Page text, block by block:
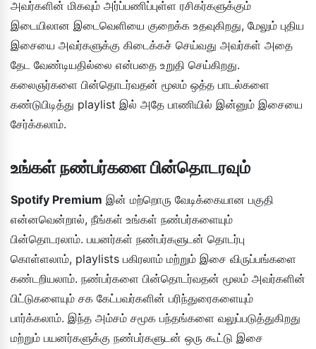
அவர்களின் மிகவும் அர்ப்பணிப்புள்ள ரசிகர்களுக்கும்
இடையிலான இடைவெளியை குறைக்க உதவுகிறது, மேலும் புதிய
இசையை அவர்களுக்கு கிடைக்கச் செய்வது அவர்கள் அதை
தேட வேண்டியதில்லை என்பதை உறுதி செய்கிறது.
கலைஞர்களை பின்தொடர்வதன் மூலம் ஒத்த பாடல்களை
கண்டுபிடித்து playlist இல் அதே பாணியில் இன்னும் இசையை
சேர்க்கலாம்.
உங்கள் நண்பர்களை பின்தொடரவும்
Spotify Premium இன் மற்றொரு வேடிக்கையான பகுதி
என்னவென்றால், நீங்கள் உங்கள் நண்பர்களையும்
பின்தொடரலாம். பயனர்கள் நண்பர்களுடன் தொடர்பு
கொள்ளலாம், playlists பகிரலாம் மற்றும் இசை விருப்பங்களை
கண்டறியலாம். நண்பர்களை பின்தொடர்வதன் மூலம் அவர்களின்
பிட்டுகளையும் சக கேட்பவர்களின் பரிந்துரைகளையும்
பார்க்கலாம். இந்த அம்சம் சமூக பந்தங்களை வலுப்படுத்துகிறது
மற்றும் பயனர்களுக்கு நண்பர்களுடன் ஒரு கூட்டு இசை